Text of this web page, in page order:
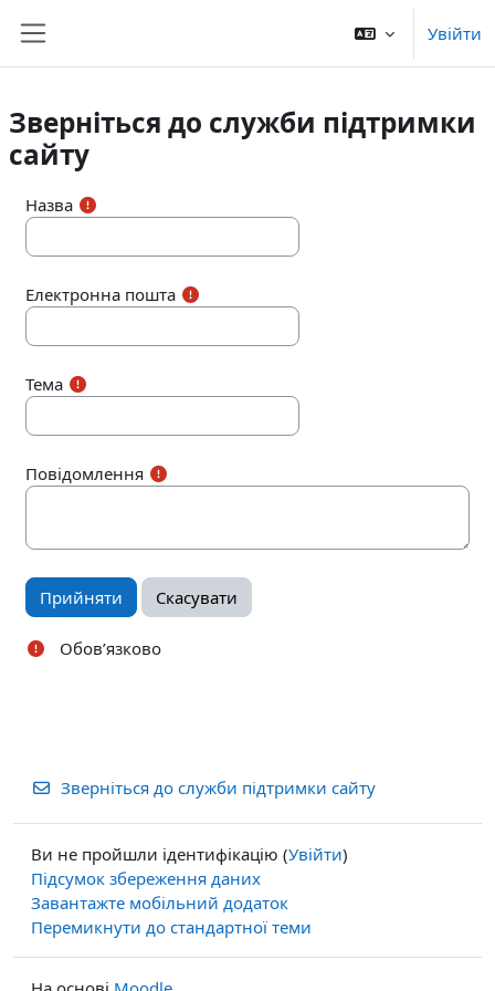
Увійти
Зверніться до служби підтримки
сайту
Назва
Електронна пошта
Тема
Повідомлення
Обов’язково
Зверніться до служби підтримки сайту
Ви не пройшли ідентифікацію (Увійти)
Підсумок збереження даних
Завантажте мобільний додаток
Перемикнути до стандартної теми